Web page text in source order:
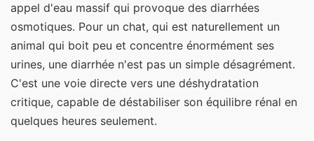
appel d'eau massif qui provoque des diarrhées
osmotiques. Pour un chat, qui est naturellement un
animal qui boit peu et concentre énormément ses
urines, une diarrhée n'est pas un simple désagrément.
C'est une voie directe vers une déshydratation
critique, capable de déstabiliser son équilibre rénal en
quelques heures seulement.